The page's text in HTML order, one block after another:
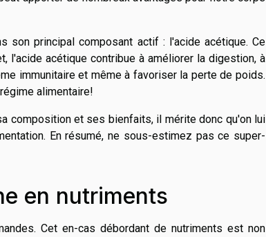
son principal composant actif : l'acide acétique. Ce
l'acide acétique contribue à améliorer la digestion, à
immunitaire et même à favoriser la perte de poids.
alimentaire!
composition et ses bienfaits, il mérite donc qu'on lui
En résumé, ne sous-estimez pas ce super-
en nutriments
Cet en-cas débordant de nutriments est non